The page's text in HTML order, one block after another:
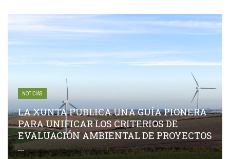
NOTICIAS
LA XUNTA PUBLICA UNA GUÍA PIONERA
PARA UNIFICAR LOS CRITERIOS DE
EVALUACIÓN AMBIENTAL DE PROYECTOS
...